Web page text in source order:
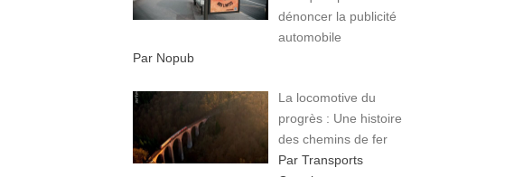
dénoncer la publicité
automobile
Par Nopub
La locomotive du
progrès : Une histoire
des chemins de fer
Par Transports